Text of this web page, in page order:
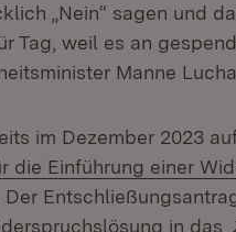
„Nein“ sagen und
Tag, weil es an
Manne Lucha.
im Dezember 2023
die Einführung einer
. Der
in das